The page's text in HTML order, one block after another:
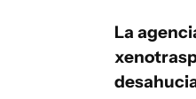
La